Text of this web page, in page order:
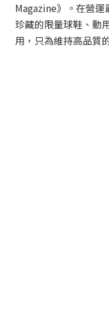
Magazine》。在營
珍藏的限量球鞋、動
用，只為維持高品質